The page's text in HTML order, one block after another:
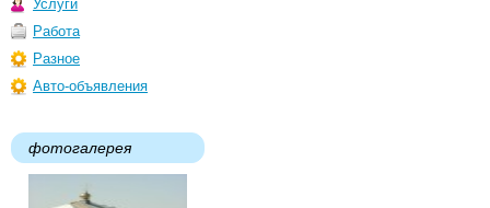
Услуги
Работа
Разное
Авто-объявления
фотогалерея